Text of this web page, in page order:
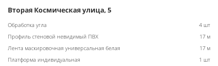
Вторая Космическая улица, 5
Обработка угла
4 шт
Профиль стеновой невидимый ПВХ
17 м
Лента маскировочная универсальная белая
17 м
Платформа индивидуальная
1 шт